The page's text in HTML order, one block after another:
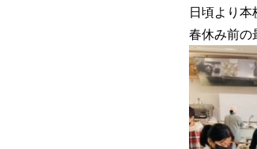
日頃より本
春休み前の